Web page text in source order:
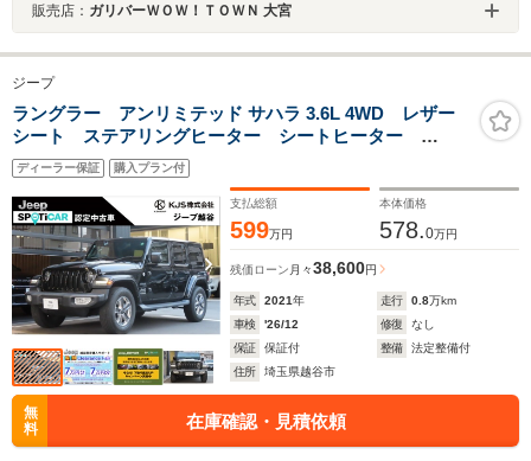
販売店： ガリバーＷＯＷ！ＴＯＷＮ 大宮
ジープ
ラングラー アンリミテッド サハラ 3.6L 4WD レザー
シート ステアリングヒーター シートヒーター
AppleCarPlay Bluetooth 純正ナビ TV LED アダ
プティブクルーズコントロール バックカメラ サイド
カメラ
ディーラー保証 購入プラン付
支払総額
599万円
本体価格
578.0万円
残価ローン 月々38,600円
年式 2021年 走行 0.8万km
車検
'26/12 修復
なし
保証
保証付 整備
法定整備付
住所
埼玉県越谷市
無
料
在庫確認・見積依頼